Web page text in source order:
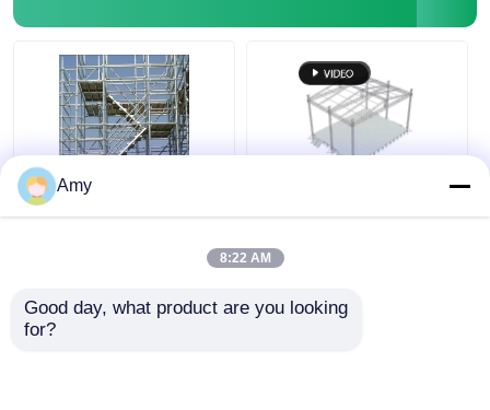
빠른 조립 레이어 트러
5mm 휴대용 알루미늄
최고의 가격
명 트러스 야외 콘서트
최고의 가격
Amy
8:22 AM
Good day, what product are you looking
for?